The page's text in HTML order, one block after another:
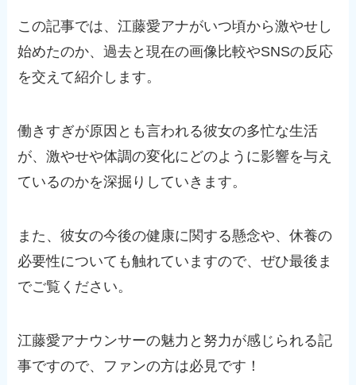
この記事では、江藤愛アナがいつ頃から激やせし
始めたのか、過去と現在の画像比較やSNSの反応
を交えて紹介します。
働きすぎが原因とも言われる彼女の多忙な生活
が、激やせや体調の変化にどのように影響を与え
ているのかを深掘りしていきます。
また、彼女の今後の健康に関する懸念や、休養の
必要性についても触れていますので、ぜひ最後ま
でご覧ください。
江藤愛アナウンサーの魅力と努力が感じられる記
事ですので、ファンの方は必見です！